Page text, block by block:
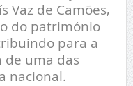
Vaz de Camões,
do património
para a
de uma das
nacional.